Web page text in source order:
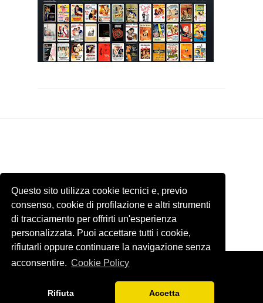
Questo sito utilizza cookie tecnici e, previo
consenso, cookie di profilazione e altri strumenti
di tracciamento per offrirti un'esperienza
personalizzata. Puoi accettare tutti i cookie,
rifiutarli oppure continuare la navigazione senza
acconsentire. Cookie Policy
Rifiuta Accetta
Template byThemeXpose. Tutti le immagini presenti di questo sito
internet appartengono ai rispettivi proprietari. Email
blogfrivolopergenteseria@gmail.com